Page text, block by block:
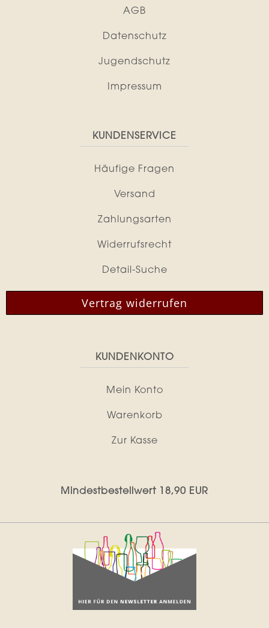
AGB
Datenschutz
Jugendschutz
Impressum
KUNDENSERVICE
Häufige Fragen
Versand
Zahlungsarten
Widerrufsrecht
Detail-Suche
Vertrag widerrufen
KUNDENKONTO
Mein Konto
Warenkorb
Zur Kasse
Mindestbestellwert 18,90 EUR